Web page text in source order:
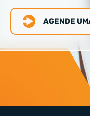
AGENDE